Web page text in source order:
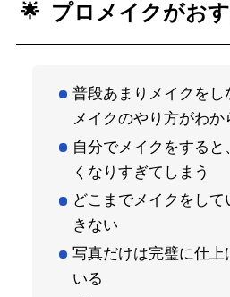
プロメイクがお
普段あまりメイクをし
メイクのやり方がわか
自分でメイクをすると
くなりすぎてしまう
どこまでメイクをし
きない
写真だけは完璧に仕上
いる